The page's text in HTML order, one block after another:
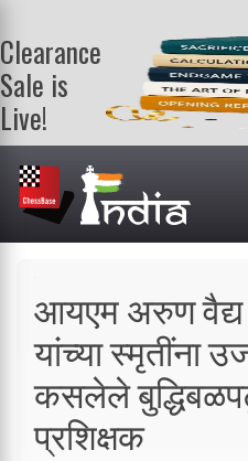
Clearance
Sale is
Live!
Get a FREE
book on
purchasing 2
or more
books. Valid
आयएम अरुण
यांच्या स्मृतींना
कसलेले
प्रशिक्षक